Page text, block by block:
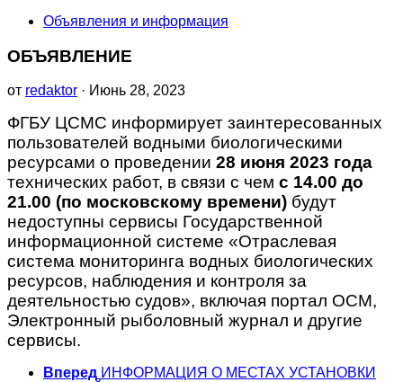
Объявления и информация
ОБЪЯВЛЕНИЕ
от redaktor · Июнь 28, 2023
ФГБУ ЦСМС информирует заинтересованных
пользователей водными биологическими
ресурсами о проведении 28 июня 2023 года
технических работ, в связи с чем с 14.00 до
21.00 (по московскому времени) будут
недоступны сервисы Государственной
информационной системе «Отраслевая
система мониторинга водных биологических
ресурсов, наблюдения и контроля за
деятельностью судов», включая портал ОСМ,
Электронный рыболовный журнал и другие
сервисы.
Вперед ИНФОРМАЦИЯ О МЕСТАХ УСТАНОВКИ